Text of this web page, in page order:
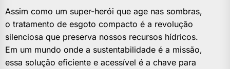
Assim como um super-herói que age nas sombras,
o tratamento de esgoto compacto é a revolução
silenciosa que preserva nossos recursos hídricos.
Em um mundo onde a sustentabilidade é a missão,
essa solução eficiente e acessível é a chave para